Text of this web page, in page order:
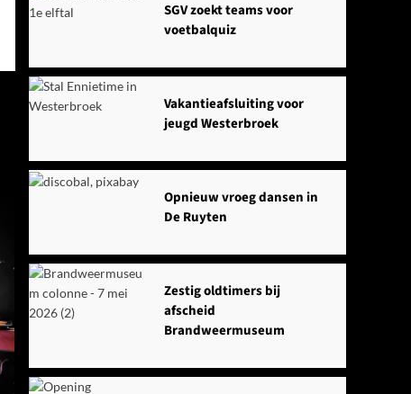
SGV zoekt teams voor
voetbalquiz
Vakantieafsluiting voor
jeugd Westerbroek
Opnieuw vroeg dansen in
De Ruyten
Zestig oldtimers bij
afscheid
Brandweermuseum